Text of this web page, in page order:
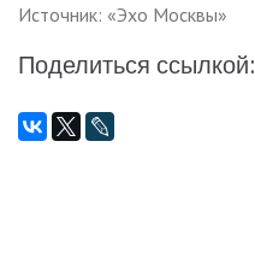
Источник: «Эхо Москвы»
Поделиться ссылкой: